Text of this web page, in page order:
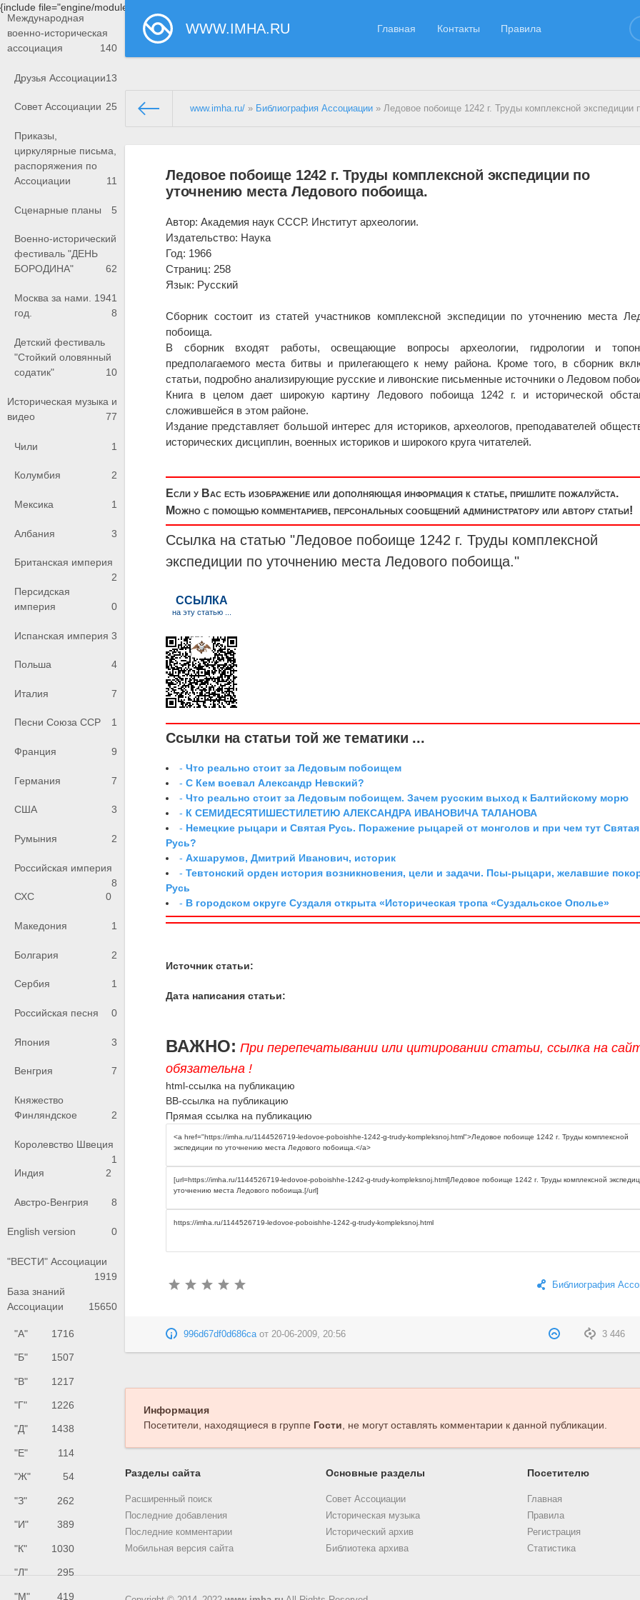
{include file="engine/modules/saperu/head.php"}
WWW.IMHA.RU Главная Контакты Правила
Международная
военно-историческая
ассоциация
140
Друзья Ассоциации13
Совет Ассоциации 25
Приказы,
циркулярные письма,
распоряжения по
Ассоциации
11
Сценарные планы 5
Военно-исторический
фестиваль "ДЕНЬ
БОРОДИНА"
62
Москва за нами. 1941
год.
8
Детский фестиваль
"Стойкий оловянный
содатик"
10
Историческая музыка и
видео
77
Чили 1
Колумбия 2
Мексика 1
Албания 3
Британская империя
2
Персидская
империя
0
Испанская империя 3
Польша 4
Италия 7
Песни Союза ССР 1
Франция 9
Германия 7
США 3
Румыния 2
Российская империя
8
СХС
0
Македония 1
Болгария 2
Сербия 1
Российская песня 0
Япония 3
Венгрия 7
Княжество
Финляндское
2
Королевство Швеция
1
Индия
2
Австро-Венгрия 8
English version 0
"ВЕСТИ" Ассоциации
1919
База знаний
Ассоциации
15650
"А" 1716
"Б" 1507
"В" 1217
"Г" 1226
"Д" 1438
"Е" 114
"Ж" 54
"З" 262
"И" 389
"К" 1030
"Л" 295
"М" 419
www.imha.ru/ » Библиография Ассоциации » Ледовое побоище 1242 г. Труды комплексной экспедиции по уточнению места
Ледовое побоище 1242 г. Труды комплексной экспедиции по
уточнению места Ледового побоища.
Автор: Академия наук СССР. Институт археологии.
Издательство: Наука
Год: 1966
Страниц: 258
Язык: Русский
Сборник состоит из статей участников комплексной экспедиции по уточнению места
побоища.
В сборник входят работы, освещающие вопросы археологии, гидрологии и
предполагаемого места битвы и прилегающего к нему района. Кроме того, в сборник
статьи, подробно анализирующие русские и ливонские письменные источники о Ледовом
Книга в целом дает широкую картину Ледового побоища 1242 г. и исторической
сложившейся в этом районе.
Издание представляет большой интерес для историков, археологов, преподавателей
исторических дисциплин, военных историков и широкого круга читателей.
Если у Вас есть изображение или дополняющая информация к статье, пришлите пожалуйста.
Можно с помощью комментариев, персональных сообщений администратору или автору статьи!
Ссылка на статью "Ледовое побоище 1242 г. Труды комплексной
экспедиции по уточнению места Ледового побоища."
Ссылки на статьи той же тематики ...
-Что реально стоит за Ледовым побоищем
-С Кем воевал Александр Невский?
-Что реально стоит за Ледовым побоищем. Зачем русским выход к Балтийскому морю
- К СЕМИДЕСЯТИШЕСТИЛЕТИЮ АЛЕКСАНДРА ИВАНОВИЧА ТАЛАНОВА
- Немецкие рыцари и Святая Русь. Поражение рыцарей от монголов и при чем тут Святая
Русь?
-Ахшарумов, Дмитрий Иванович, историк
-Тевтонский орден история возникновения, цели и задачи. Псы-рыцари, желавшие
Русь
- В городском округе Суздаля открыта «Историческая тропа «Суздальское Ополье»
Источник статьи:
Дата написания статьи:
ВАЖНО: При перепечатывании или цитировании статьи, ссылка на
обязательна !
html-ссылка на публикацию
BB-ссылка на публикацию
Прямая ссылка на публикацию
Библиография
3 446
996d67df0d686caот20-06-2009, 20:56
Информация
Посетители, находящиеся в группе Гости, не могут оставлять комментарии к данной публикации.
Разделы сайта
Расширенный поиск
Последние добавления
Последние комментарии
Мобильная версия сайта
Основные разделы
Совет Ассоциации
Историческая музыка
Исторический архив
Библиотека архива
Посетителю
Главная
Правила
Регистрация
Статистика